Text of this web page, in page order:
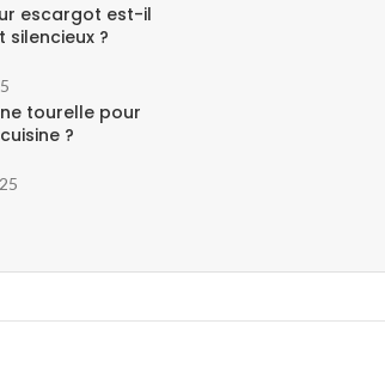
escargot est-il
silencieux ?
tourelle pour
?